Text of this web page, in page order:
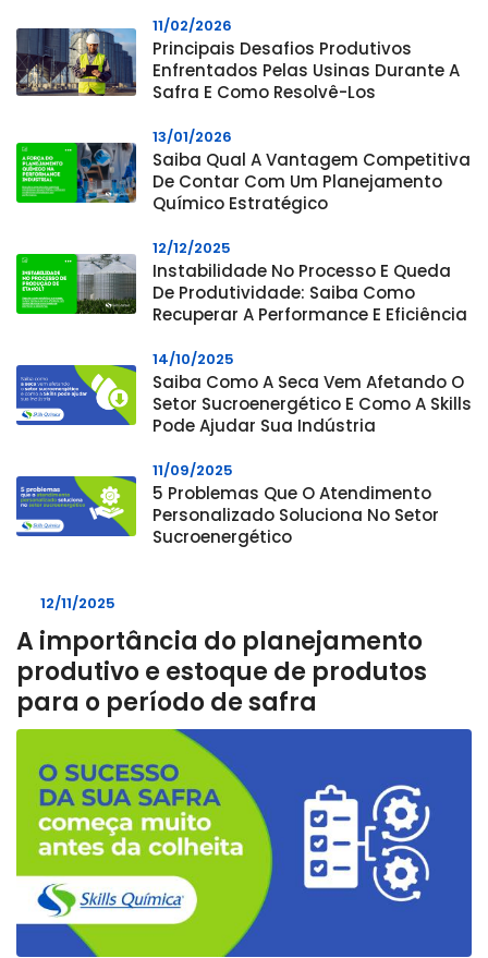
11/02/2026
Principais Desafios Produtivos
Enfrentados Pelas Usinas Durante A
Safra E Como Resolvê-Los
13/01/2026
Saiba Qual A Vantagem Competitiva
De Contar Com Um Planejamento
Químico Estratégico
12/12/2025
Instabilidade No Processo E Queda
De Produtividade: Saiba Como
Recuperar A Performance E Eficiência
14/10/2025
Saiba Como A Seca Vem Afetando O
Setor Sucroenergético E Como A Skills
Pode Ajudar Sua Indústria
11/09/2025
5 Problemas Que O Atendimento
Personalizado Soluciona No Setor
Sucroenergético
12/11/2025
A importância do planejamento
produtivo e estoque de produtos
para o período de safra